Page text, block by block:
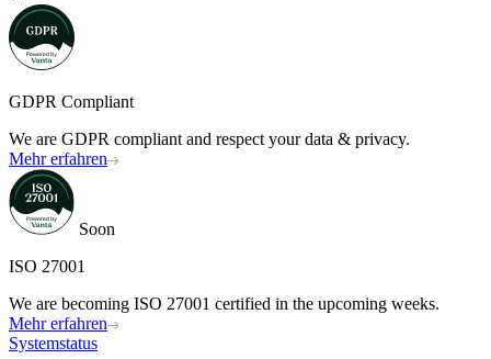
GDPR Compliant
We are GDPR compliant and respect your data & privacy.
Mehr erfahren
Soon
ISO 27001
We are becoming ISO 27001 certified in the upcoming weeks.
Mehr erfahren
Systemstatus